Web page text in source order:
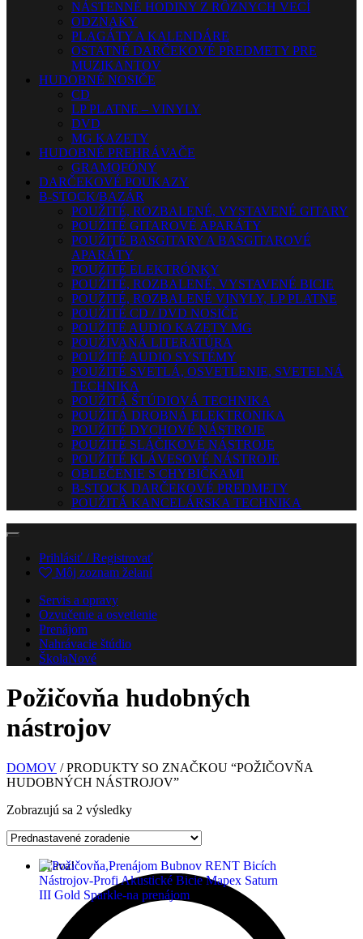
NÁSTENNÉ HODINY Z RÔZNYCH VECÍ
ODZNAKY
PLAGÁTY A KALENDÁRE
OSTATNÉ DARČEKOVÉ PREDMETY PRE
MUZIKANTOV
HUDOBNÉ NOSIČE
CD
LP PLATNE – VINYLY
DVD
MG KAZETY
HUDOBNÉ PREHRÁVAČE
GRAMOFÓNY
DARČEKOVÉ POUKAZY
B-STOCK/BAZÁR
POUŽITÉ, ROZBALENÉ, VYSTAVENÉ GITARY
POUŽITÉ GITAROVÉ APARÁTY
POUŽITÉ BASGITARY A BASGITAROVÉ
APARÁTY
POUŽITÉ ELEKTRÓNKY
POUŽITÉ, ROZBALENÉ, VYSTAVENÉ BICIE
POUŽITÉ, ROZBALENÉ VINYLY, LP PLATNE
POUŽITÉ CD / DVD NOSIČE
POUŽITÉ AUDIO KAZETY MG
POUŽÍVANÁ LITERATÚRA
POUŽITÉ AUDIO SYSTÉMY
POUŽITÉ SVETLÁ, OSVETLENIE, SVETELNÁ
TECHNIKA
POUŽITÁ ŠTÚDIOVÁ TECHNIKA
POUŽITÁ DROBNÁ ELEKTRONIKA
POUŽITÉ DYCHOVÉ NÁSTROJE
POUŽITÉ SLÁČIKOVÉ NÁSTROJE
POUŽITÉ KLÁVESOVÉ NÁSTROJE
OBLEČENIE S CHYBIČKAMI
B-STOCK DARČEKOVÉ PREDMETY
POUŽITÁ KANCELÁRSKA TECHNIKA
Prihlásiť / Registrovať
Môj zoznam želaní
Servis a opravy
Ozvučenie a osvetlenie
Prenájom
Nahrávacie štúdio
ŠkolaNové
Požičovňa hudobných
nástrojov
DOMOV / PRODUKTY SO ZNAČKOU “POŽIČOVŇA
HUDOBNÝCH NÁSTROJOV”
Zobrazujú sa 2 výsledky
Zľava!